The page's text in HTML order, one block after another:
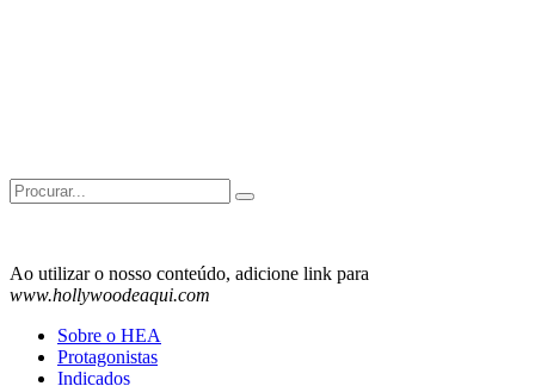
Search
for:
Ao utilizar o nosso conteúdo, adicione link para
www.hollywoodeaqui.com
Sobre o HEA
Protagonistas
Indicados